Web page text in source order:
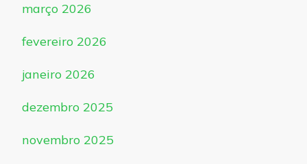
março 2026
fevereiro 2026
janeiro 2026
dezembro 2025
novembro 2025